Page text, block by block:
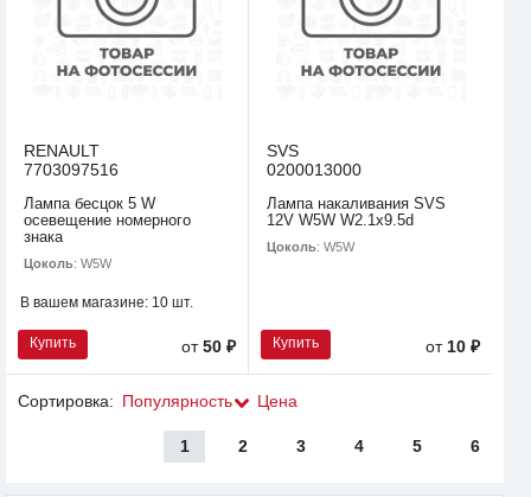
RENAULT
7703097516
Лампа бесцок 5 W
осевещение номерного
знака
Цоколь: W5W
В вашем магазине: 10 шт.
Купить от50 ₽
SVS
0200013000
Лампа накаливания SVS
12V W5W W2.1х9.5d
Цоколь: W5W
Купить от 10 ₽
Сортировка: Популярность Цена
1 2 3 4 5 6